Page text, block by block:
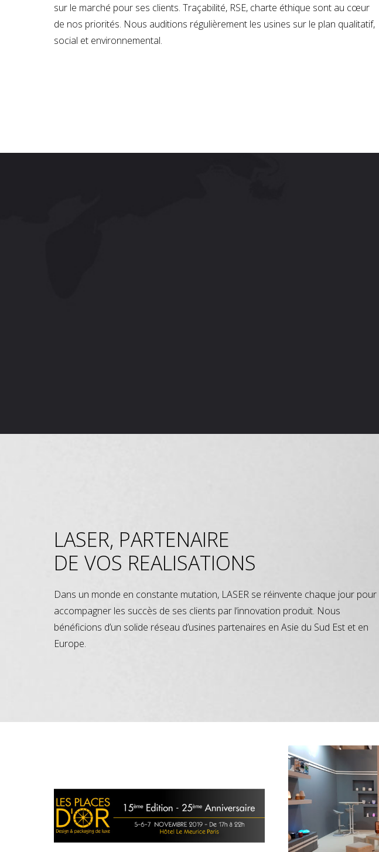
sur le marché pour ses clients. Traçabilité, RSE, charte éthique sont au cœur
de nos priorités. Nous auditions régulièrement les usines sur le plan qualitatif,
social et environnemental.
LASER, PARTENAIRE
DE VOS REALISATIONS
Dans un monde en constante mutation, LASER se réinvente chaque jour pour
accompagner les succès de ses clients par l’innovation produit. Nous
bénéficions d’un solide réseau d’usines partenaires en Asie du Sud Est et en
Europe.